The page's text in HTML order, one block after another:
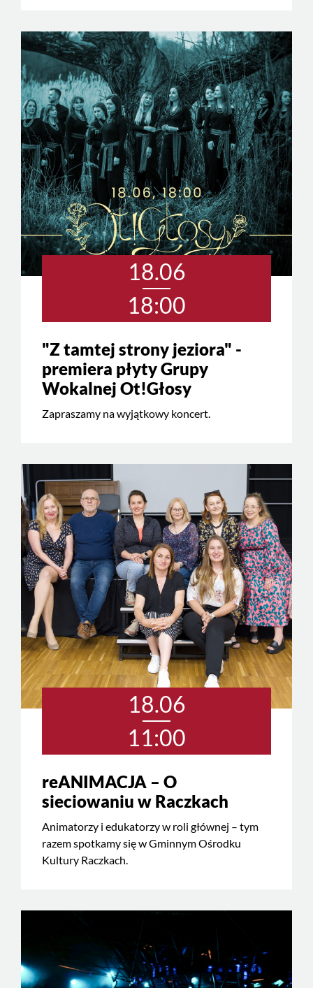
18.06
18:00
"Z tamtej strony jeziora" -
premiera płyty Grupy
Wokalnej Ot!Głosy
Zapraszamy na wyjątkowy koncert.
18.06
11:00
reANIMACJA – O
sieciowaniu w Raczkach
Animatorzy i edukatorzy w roli głównej – tym
razem spotkamy się w Gminnym Ośrodku
Kultury Raczkach.